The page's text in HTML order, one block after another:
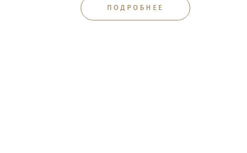
ПОДРОБНЕЕ